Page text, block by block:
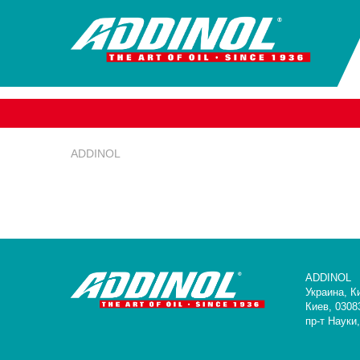
ADDINOL
ADDINOL
Украина,
Киев,
пр-т